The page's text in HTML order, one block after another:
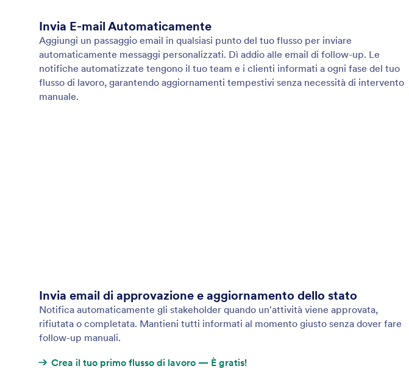
Invia E-mail Automaticamente
Aggiungi un passaggio email in qualsiasi punto del tuo flusso per inviare
automaticamente messaggi personalizzati. Dì addio alle email di follow-up. Le
notifiche automatizzate tengono il tuo team e i clienti informati a ogni fase del tuo
flusso di lavoro, garantendo aggiornamenti tempestivi senza necessità di intervento
manuale.
Invia email di approvazione e aggiornamento dello stato
Notifica automaticamente gli stakeholder quando un'attività viene approvata,
rifiutata o completata. Mantieni tutti informati al momento giusto senza dover fare
follow-up manuali.
Crea il tuo primo flusso di lavoro — È gratis!